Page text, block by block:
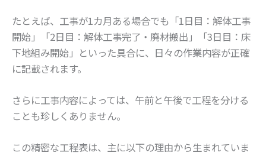
たとえば、工事が1カ月ある場合でも「1日目：解体工事
開始」「2日目：解体工事完了・廃材搬出」「3日目：床
下地組み開始」といった具合に、日々の作業内容が正確
に記載されます。
さらに工事内容によっては、午前と午後で工程を分ける
ことも珍しくありません。
この精密な工程表は、主に以下の理由から生まれていま